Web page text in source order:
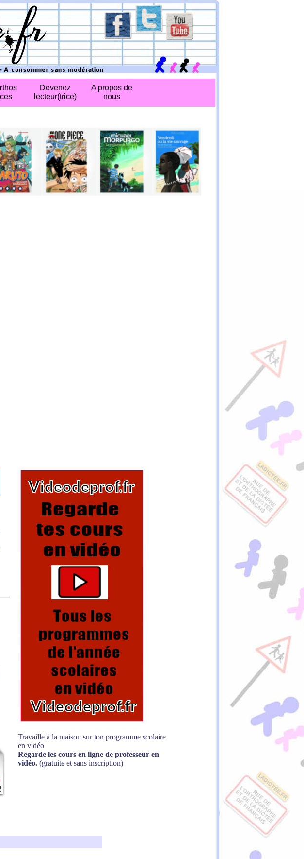
Travaille à la maison sur ton programme scolaire
en vidéo
Regarde les cours en ligne de professeur en
vidéo.(gratuite et sans inscription)